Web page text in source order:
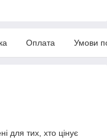
Оплата Умови
для тих, хто цінує